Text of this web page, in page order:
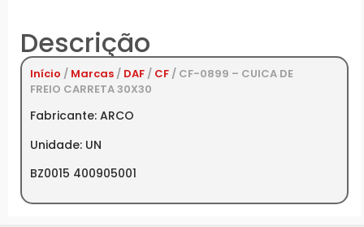
Descrição
Início / Marcas / DAF / CF / CF-0899 – CUICA DE
FREIO CARRETA 30X30
Fabricante: ARCO
Unidade: UN
BZ0015 400905001